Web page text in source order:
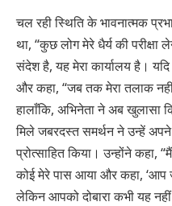
चल रही स्थिति के भावनात्मक
था, “कुछ लोग मेरे धैर्य की
संदेश है, यह मेरा कार्यालय है।
और कहा, “जब तक मेरा तलाक नहीं
हालाँकि, अभिनेता ने अब खुलासा
मिले जबरदस्त समर्थन ने उन्हें
प्रोत्साहित किया। उन्होंने कहा,
कोई मेरे पास आया और कहा, ‘आप
लेकिन आपको दोबारा कभी यह